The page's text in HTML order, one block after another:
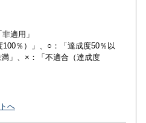
適用」
％）」、○：「達成度50％以
」、×：「不適合（達成度
へ